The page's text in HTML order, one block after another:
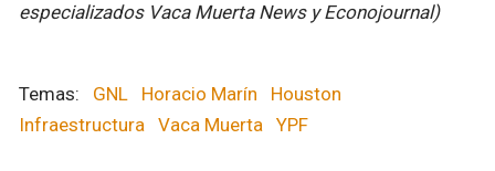
especializados Vaca Muerta News y Econojournal)
GNL Horacio Marín
Houston
Infraestructura Vaca Muerta YPF